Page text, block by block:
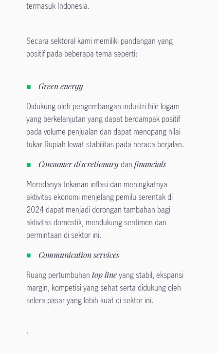
termasuk Indonesia.
Secara sektoral kami memiliki pandangan yang
positif pada beberapa tema seperti:
Green energy
Didukung oleh pengembangan industri hilir logam
yang berkelanjutan yang dapat berdampak positif
pada volume penjualan dan dapat menopang nilai
tukar Rupiah lewat stabilitas pada neraca berjalan.
Consumer discretionarydan financials
Meredanya tekanan inflasi dan meningkatnya
aktivitas ekonomi menjelang pemilu serentak di
2024 dapat menjadi dorongan tambahan bagi
aktivitas domestik, mendukung sentimen dan
permintaan di sektor ini.
Communication services
Ruang pertumbuhan top lineyang stabil, ekspansi
margin, kompetisi yang sehat serta didukung oleh
selera pasar yang lebih kuat di sektor ini.
.